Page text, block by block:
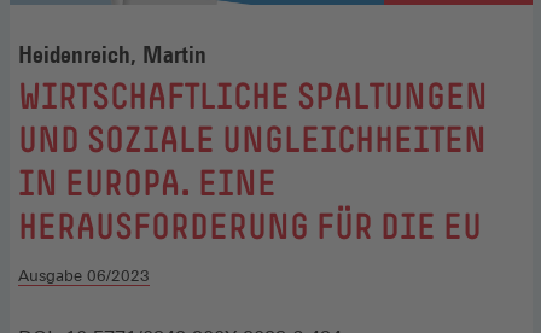
Heidenreich, Martin
:
WIRTSCHAFTLICHE SPALTUNGEN
UND SOZIALE UNGLEICHHEITEN
IN EUROPA. EINE
HERAUSFORDERUNG FÜR DIE EU
Ausgabe 06/2023